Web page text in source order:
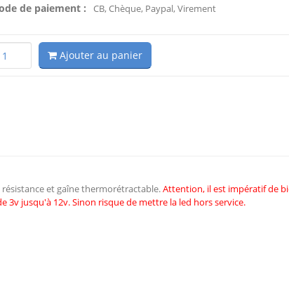
de paiement : CB, Chèque, Paypal, Virement
Ajouter au panier
résistance et gaîne thermorétractable.Attention, il est impératif de
3v jusqu'à 12v. Sinon risque de mettre la led hors service.